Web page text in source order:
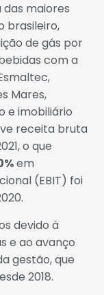
das maiores
brasileiro,
de gás por
com a
Mares,
e imobiliário
receita bruta
o que
em
(EBIT) foi
devido à
e ao avanço
gestão, que
2018.